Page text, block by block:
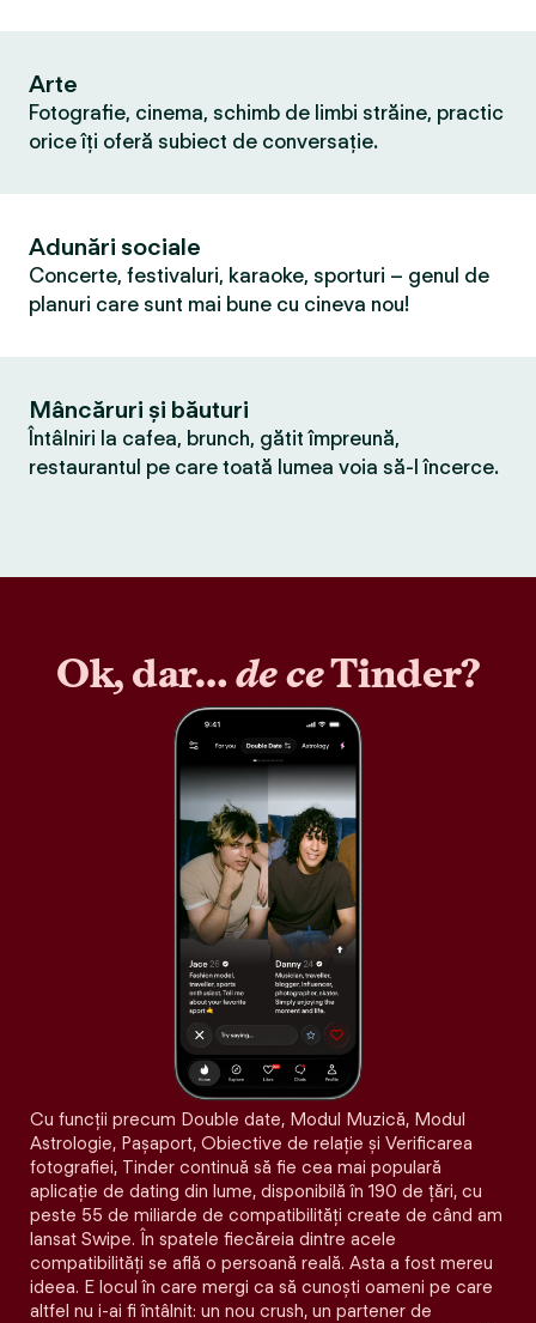
Arte
Fotografie, cinema, schimb de limbi străine, practic
orice îți oferă subiect de conversație.
Adunări sociale
Concerte, festivaluri, karaoke, sporturi – genul de
planuri care sunt mai bune cu cineva nou!
Mâncăruri și băuturi
Întâlniri la cafea, brunch, gătit împreună,
restaurantul pe care toată lumea voia să-l încerce.
Ok, dar…de ceTinder?
Cu funcții precum Double date, Modul Muzică, Modul
Astrologie, Pașaport, Obiective de relație și Verificarea
fotografiei, Tinder continuă să fie cea mai populară
aplicație de dating din lume, disponibilă în 190 de țări, cu
peste 55 de miliarde de compatibilități create de când am
lansat Swipe. În spatele fiecăreia dintre acele
compatibilităţi se află o persoană reală. Asta a fost mereu
ideea. E locul în care mergi ca să cunoști oameni pe care
altfel nu i-ai fi întâlnit: un nou crush, un partener de